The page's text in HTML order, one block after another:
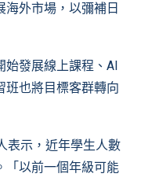
外市場，以彌補日
始發展線上課程、AI
班也將目標客群轉向
表示，近年學生人數
「以前一個年級可能